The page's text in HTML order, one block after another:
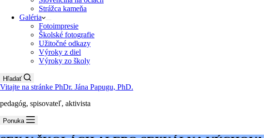
Strážca kameňa
Galéria
Fotoimpresie
Školské fotografie
Užitočné odkazy
Výroky z diel
Výroky zo školy
Hľadať
Vitajte na stránke PhDr. Jána Papugu, PhD.
pedagóg, spisovateľ, aktivista
Ponuka